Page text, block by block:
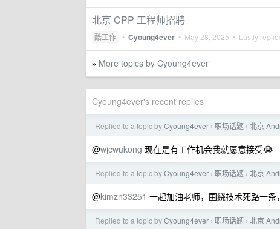
北京 CPP 工程师招聘
酷工作 • Cyoung4ever • May 28, 2025 • Lastly
» More topics by Cyoung4ever
Cyoung4ever's recent replies
Replied to a topic byCyoung4ever › 职场话题 › 北京
@wjcwukong 现在是有工作机会我就愿意接受😭
Replied to a topic byCyoung4ever › 职场话题 › 北京
@kimzn33251 一起加油老师，围绕技术死路一条
Replied to a topic byCyoung4ever › 职场话题 › 北京